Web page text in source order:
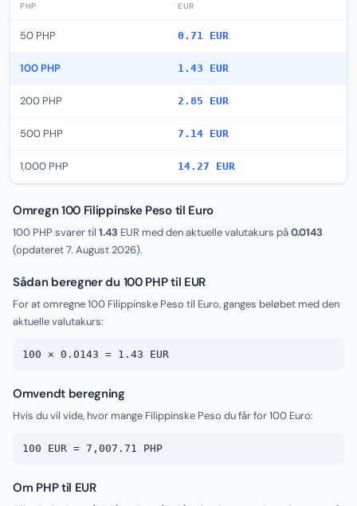
PHP EUR
50 PHP 0.71 EUR
100 PHP 1.43 EUR
200 PHP 2.85 EUR
500 PHP 7.14 EUR
1,000 PHP 14.27 EUR
Omregn 100 Filippinske Peso til Euro
100 PHP svarer til 1.43 EUR med den aktuelle valutakurs på0.0143
(opdateret7. August 2026).
Sådan beregner du 100 PHP til EUR
For at omregne 100 Filippinske Peso til Euro, ganges beløbet med den
aktuelle valutakurs:
100 × 0.0143 = 1.43 EUR
Omvendt beregning
Hvis du vil vide, hvor mange Filippinske Peso du får for 100 Euro:
100 EUR = 7,007.71 PHP
Om PHP til EUR